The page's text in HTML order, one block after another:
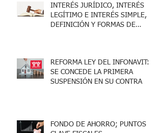
INTERÉS JURÍDICO, INTERÉS
LEGÍTIMO E INTERÉS SIMPLE,
DEFINICIÓN Y FORMAS DE
REFORMA LEY DEL INFONAVIT:
SE CONCEDE LA PRIMERA
SUSPENSIÓN EN SU CONTRA
FONDO DE AHORRO; PUNTOS